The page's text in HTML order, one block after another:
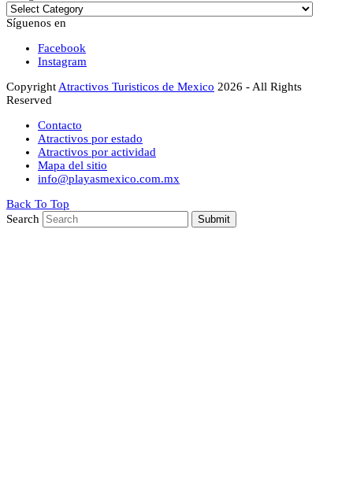
Síguenos en
Facebook
Instagram
Copyright Atractivos Turisticos de Mexico 2026 - All Rights
Reserved
Contacto
Atractivos por estado
Atractivos por actividad
Mapa del sitio
info@playasmexico.com.mx
Back To Top
Search
Submit